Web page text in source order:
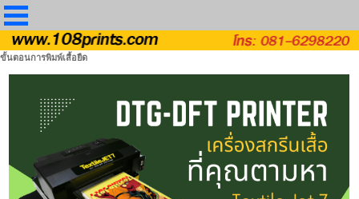
ขั้นตอนการพิมพ์เสื้อยืด